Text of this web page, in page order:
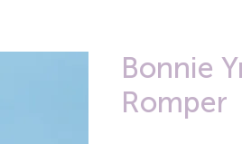
Bonnie
Romper